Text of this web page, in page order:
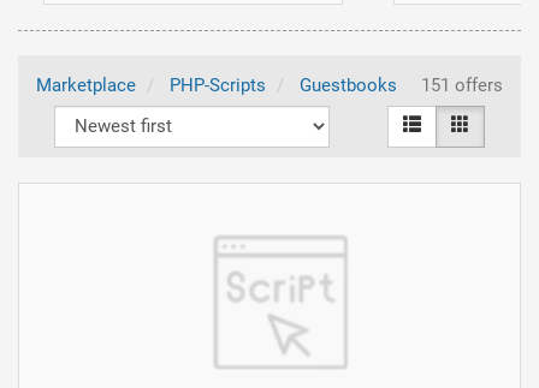
Marketplace PHP-Scripts Guestbooks 151 offers